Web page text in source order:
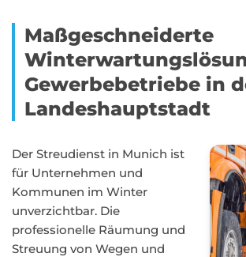
Maßgeschneiderte
Gewerbebetriebe in
Landeshauptstadt
Der Streudienst in Munich ist
für Unternehmen und
Kommunen im Winter
unverzichtbar. Die
professionelle Räumung und
Streuung von Wegen und